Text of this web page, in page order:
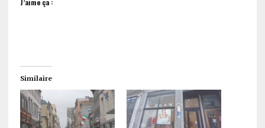
Similaire